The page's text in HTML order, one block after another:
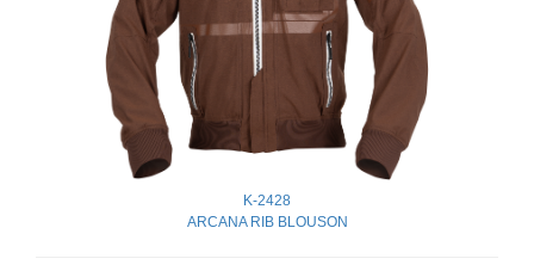
K-2428
ARCANA RIB BLOUSON